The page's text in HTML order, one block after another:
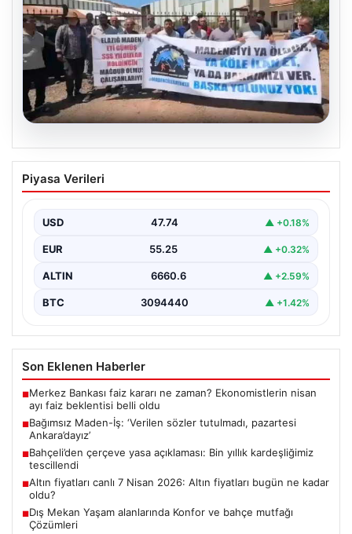
06.08.2026
Bağımsız Maden-İş: ‘Verilen sözler
tutulmadı, pazartesi Ankara’dayız’
Piyasa Verileri
USD 47.74 ▲ +0.18%
EUR 55.25 ▲ +0.32%
ALTIN 6660.6 ▲ +2.59%
BTC 3094440 ▲ +1.42%
Son Eklenen Haberler
■Merkez Bankası faiz kararı ne zaman? Ekonomistlerin nisan
ayı faiz beklentisi belli oldu
■Bağımsız Maden-İş: ‘Verilen sözler tutulmadı, pazartesi
Ankara’dayız’
■Bahçeli’den çerçeve yasa açıklaması: Bin yıllık kardeşliğimiz
tescillendi
■Altın fiyatları canlı 7 Nisan 2026: Altın fiyatları bugün ne kadar
oldu?
■Dış Mekan Yaşam alanlarında Konfor ve bahçe mutfağı
Çözümleri